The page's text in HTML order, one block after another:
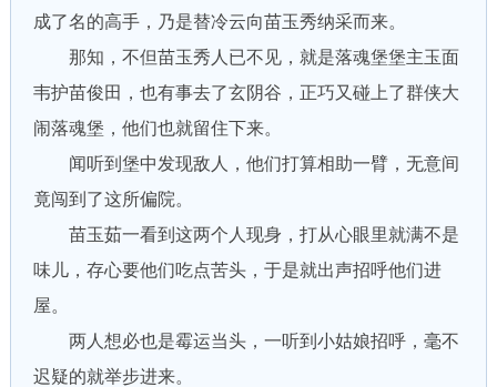
成了名的高手，乃是替冷云向苗玉秀纳采而来。
那知，不但苗玉秀人已不见，就是落魂堡堡主玉面
韦护苗俊田，也有事去了玄阴谷，正巧又碰上了群侠大
闹落魂堡，他们也就留住下来。
闻听到堡中发现敌人，他们打算相助一臂，无意间
竟闯到了这所偏院。
苗玉茹一看到这两个人现身，打从心眼里就满不是
味儿，存心要他们吃点苦头，于是就出声招呼他们进
屋。
两人想必也是霉运当头，一听到小姑娘招呼，毫不
迟疑的就举步进来。